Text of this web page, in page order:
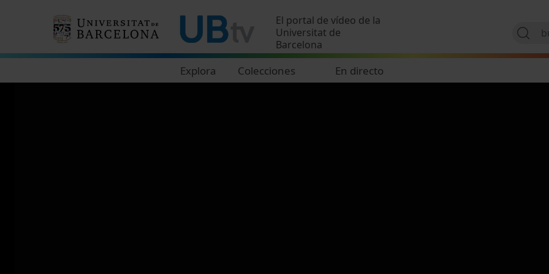
El portal de vídeo de la
Universitat de
Barcelona
Explora Colecciones En directo